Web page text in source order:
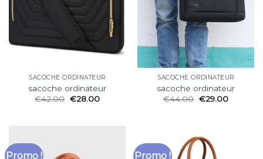
SACOCHE ORDINATEUR
sacoche ordinateur
€42.00 €28.00
SACOCHE ORDINATEUR
sacoche ordinateur
€44.00 €29.00
Promo ! Promo !